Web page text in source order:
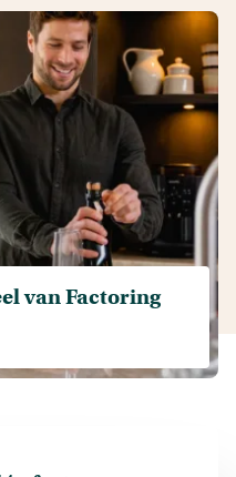
van Factoring